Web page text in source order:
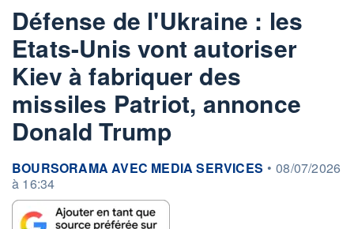
Défense de l'Ukraine : les
Etats-Unis vont autoriser
Kiev à fabriquer des
missiles Patriot, annonce
Donald Trump
information fournie par
BOURSORAMA AVEC MEDIA SERVICES • 08/07/2026
à 16:34